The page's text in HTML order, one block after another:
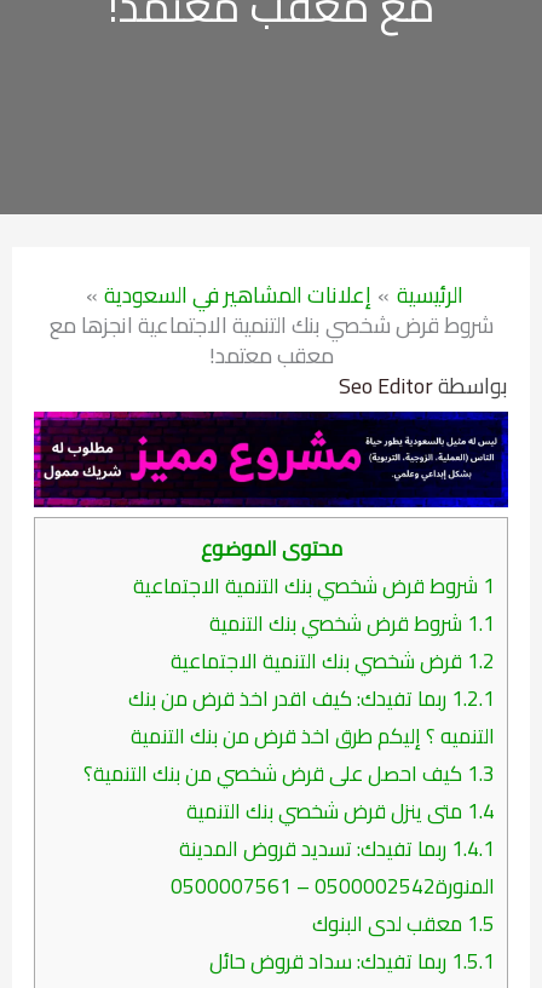
الرئيسية إعلانات المشاهير في السعودية
شروط قرض شخصي بنك التنمية الاجتماعية انجزها مع
معقب معتمد!
بواسطةSeo Editor
محتوى الموضوع
1 شروط قرض شخصي بنك التنمية الاجتماعية
1.1 شروط قرض شخصي بنك التنمية
1.2 قرض شخصي بنك التنمية الاجتماعية
1.2.1 ربما تفيدك: كيف اقدر اخذ قرض من بنك
التنميه ؟ إليكم طرق اخذ قرض من بنك التنمية
1.3 كيف احصل على قرض شخصي من بنك التنمية؟
1.4 متى ينزل قرض شخصي بنك التنمية
1.4.1 ربما تفيدك: تسديد قروض المدينة
المنورة0500002542 – 0500007561
1.5 معقب لدى البنوك
1.5.1 ربما تفيدك: سداد قروض حائل